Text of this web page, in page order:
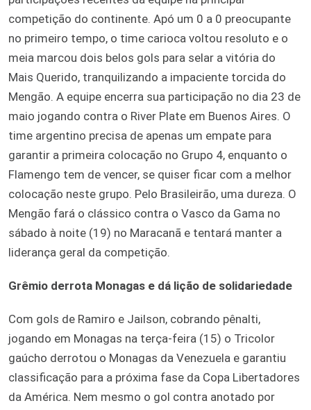
competição do continente. Apó um 0 a 0 preocupante
no primeiro tempo, o time carioca voltou resoluto e o
meia marcou dois belos gols para selar a vitória do
Mais Querido, tranquilizando a impaciente torcida do
Mengão. A equipe encerra sua participação no dia 23 de
maio jogando contra o River Plate em Buenos Aires. O
time argentino precisa de apenas um empate para
garantir a primeira colocação no Grupo 4, enquanto o
Flamengo tem de vencer, se quiser ficar com a melhor
colocação neste grupo. Pelo Brasileirão, uma dureza. O
Mengão fará o clássico contra o Vasco da Gama no
sábado à noite (19) no Maracanã e tentará manter a
liderança geral da competição.
Grêmio derrota Monagas e dá lição de solidariedade
Com gols de Ramiro e Jailson, cobrando pênalti,
jogando em Monagas na terça-feira (15) o Tricolor
gaúcho derrotou o Monagas da Venezuela e garantiu
classificação para a próxima fase da Copa Libertadores
da América. Nem mesmo o gol contra anotado por